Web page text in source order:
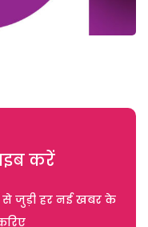
करें
जुड़ी हर नई खबर के